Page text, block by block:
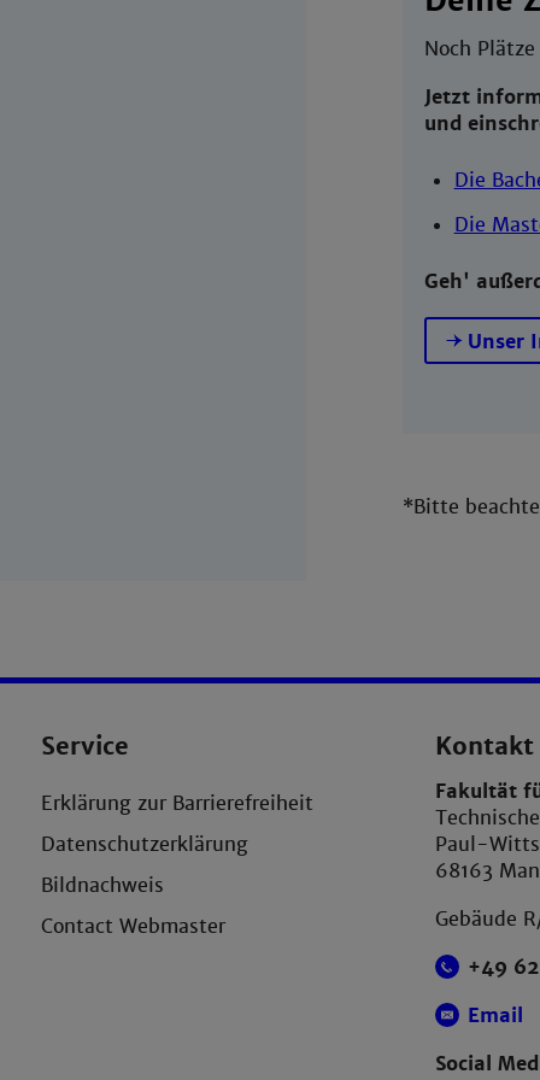
Noch
Jetzt
und
Die
Die
Geh'
Unser
*Bitte
Service
Erklärung zur Barrierefreiheit
Datenschutzerklärung
Bildnachweis
Contact Webmaster
Kontakt
Fakultät
Paul-
68163
Gebäude
+49
Email
Social